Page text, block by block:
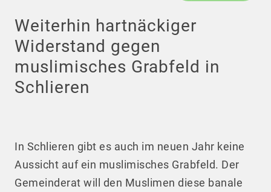
Weiterhin hartnäckiger
Widerstand gegen
muslimisches Grabfeld in
Schlieren
In Schlieren gibt es auch im neuen Jahr keine
Aussicht auf ein muslimisches Grabfeld. Der
Gemeinderat will den Muslimen diese banale